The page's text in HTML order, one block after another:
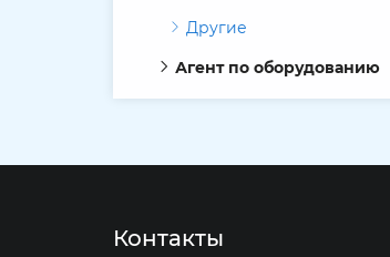
Другие
Агент по оборудованию
Контакты